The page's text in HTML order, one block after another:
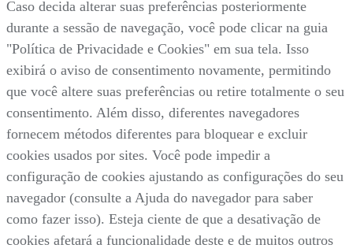
Caso decida alterar suas preferências posteriormente
durante a sessão de navegação, você pode clicar na guia
"Política de Privacidade e Cookies" em sua tela. Isso
exibirá o aviso de consentimento novamente, permitindo
que você altere suas preferências ou retire totalmente o seu
consentimento. Além disso, diferentes navegadores
fornecem métodos diferentes para bloquear e excluir
cookies usados por sites. Você pode impedir a
configuração de cookies ajustando as configurações do seu
navegador (consulte a Ajuda do navegador para saber
como fazer isso). Esteja ciente de que a desativação de
cookies afetará a funcionalidade deste e de muitos outros